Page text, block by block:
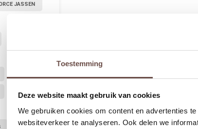
Toestemming
Deze website maakt gebruik van cookies
We gebruiken cookies om content en advertenties
websiteverkeer te analyseren. Ook delen we
JASSEN